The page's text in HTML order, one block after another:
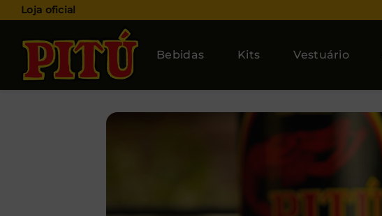
Loja oficial
Bebidas Kits Vestuário